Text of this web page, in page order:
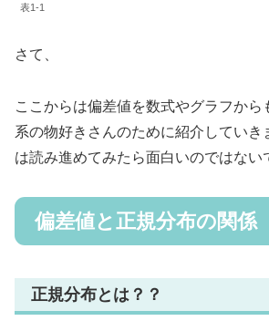
表1-1
さて、
ここからは偏差値を数式やグラフから
系の物好きさんのために紹介していき
は読み進めてみたら面白いのではない
偏差値と正規分布の関係
正規分布とは？？